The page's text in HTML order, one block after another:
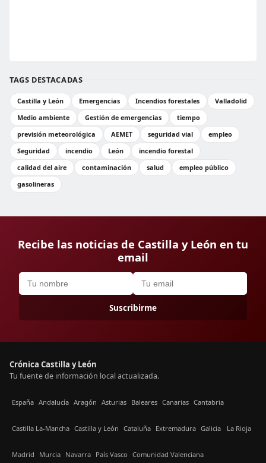
TAGS DESTACADAS
Castilla y León Emergencias Incendios forestales
Valladolid
Medio ambiente
Gestión de emergencias
tiempo
previsión meteorológica
AEMET seguridad vial
empleo
Seguridad
incendio León
incendio forestal
calidad del aire
contaminación salud
empleo público
gasolineras
Recibe las noticias de Castilla y León en tu
email
Suscribirme
Crónica Castilla y León
Tu fuente de información local actualizada.
España Andalucía Aragón Asturias Baleares Canarias Cantabria
Castilla La-Mancha Castilla y León Cataluña Extremadura Galicia La Rioja
Madrid Murcia Navarra País Vasco Comunidad Valenciana